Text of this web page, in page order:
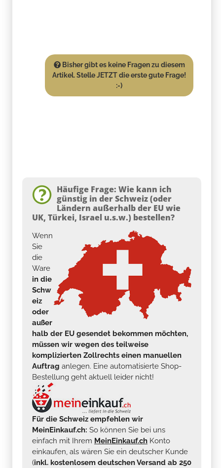
Bisher gibt es keine Fragen zu diesem
Artikel. Stelle JETZT die erste gute Frage!
:-)
Häufige Frage: Wie kann ich
günstig in der Schweiz (oder
Ländern außerhalb der EU wie
UK, Türkei, Israel u.s.w.) bestellen?
Wenn
Sie
die
Ware
in die
Schw
eiz
oder
außer
halb der EU gesendet bekommen möchten,
müssen wir wegen des teilweise
komplizierten Zollrechts einen manuellen
Auftrag anlegen. Eine automatisierte Shop-
Bestellung geht aktuell leider nicht!
Für die Schweiz empfehlen wir
MeinEinkauf.ch: So können Sie bei uns
einfach mit Ihrem MeinEinkauf.ch Konto
einkaufen, als wären Sie ein deutscher Kunde
(inkl. kostenlosem deutschen Versand ab 250